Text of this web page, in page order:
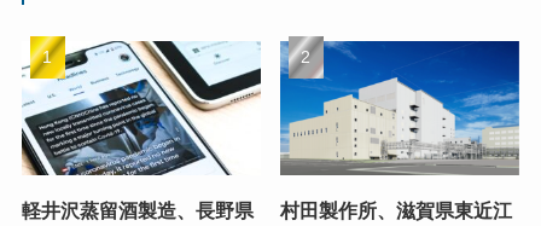
軽井沢蒸留酒製造、長野県
村田製作所、滋賀県東近江